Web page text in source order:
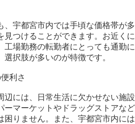
、宇都宮市内では手頃な価格帯が多
見つけることができます。お近くに
工場勤務の転勤者にとっても通勤に
択肢が多いのが特徴です。
利さ
辺には、日常生活に欠かせない施設
ーマーケットやドラッグストアなど
困りません。また、宇都宮市内には